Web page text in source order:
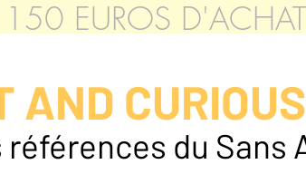
150 EUROS
AND CURIOUS
du Sans